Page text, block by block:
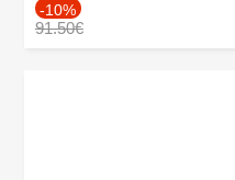
-10%
91.50€